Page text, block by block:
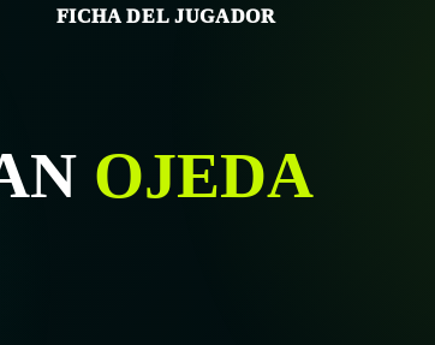
FICHA DEL JUGADOR
OJEDA